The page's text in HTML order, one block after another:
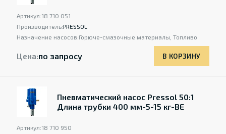
Артикул:18 710 051
Производитель:PRESSOL
Назначение насосов:Горюче-смазочные материалы, Топливо
Цена:по запросу В КОРЗИНУ
Пневматический насос Pressol 50:1
Длина трубки 400 мм-5-15 кг-BE
Артикул:18 710 950